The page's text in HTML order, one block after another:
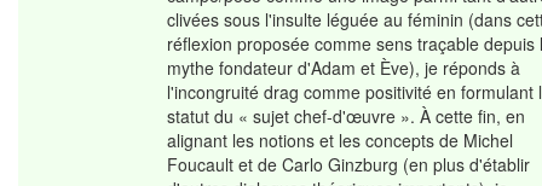
clivées sous l'insulte léguée au féminin (dans
réflexion proposée comme sens traçable depuis
mythe fondateur d'Adam et Ève), je réponds à
l'incongruité drag comme positivité en formulant
statut du « sujet chef-d'œuvre ». À cette fin, en
alignant les notions et les concepts de Michel
Foucault et de Carlo Ginzburg (en plus d'établir